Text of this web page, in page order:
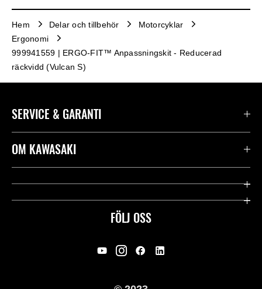
Hem Delar och tillbehör
Motorcyklar
Ergonomi
999941559 | ERGO-FIT™ Anpassningskit - Reducerad
räckvidd (Vulcan S)
FÖLJ OSS
SERVICE & GARANTI
Kontakta oss
Användbara länkar
Rättsligt & Sekretess
OM KAWASAKI
Företag